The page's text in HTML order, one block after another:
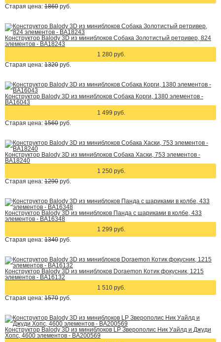
Старая цена: 1860 руб.
Конструктор Balody 3D из миниблоков Собака Золотистый ретривер, 824
элементов - BA18243
1 280 руб.
Старая цена: 1320 руб.
Конструктор Balody 3D из миниблоков Собака Корги, 1380 элементов -
BA16043
1 499 руб.
Старая цена: 1560 руб.
Конструктор Balody 3D из миниблоков Собака Хаски, 753 элементов -
BA18240
1 250 руб.
Старая цена: 1290 руб.
Конструктор Balody 3D из миниблоков Панда с шариками в колбе, 433
элементов - BA16348
1 299 руб.
Старая цена: 1340 руб.
Конструктор Balody 3D из миниблоков Doraemon Котик фокусник, 1215
элементов - BA16132
1 510 руб.
Старая цена: 1570 руб.
Конструктор Balody 3D из миниблоков LP Зверополис Ник Уайлд и Джуди
Хопс, 4600 элементов - BA200569